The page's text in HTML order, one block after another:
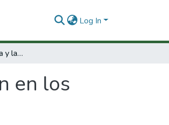
Log In
La difusión de la ciencia y la educación en los diarios de América Latina.
en los